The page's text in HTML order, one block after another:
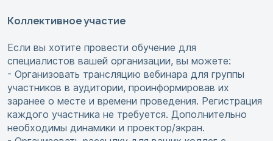
Коллективное участие
Если вы хотите провести обучение для
специалистов вашей организации, вы можете:
- Организовать трансляцию вебинара для группы
участников в аудитории, проинформировав их
заранее о месте и времени проведения. Регистрация
каждого участника не требуется. Дополнительно
необходимы динамики и проектор/экран.